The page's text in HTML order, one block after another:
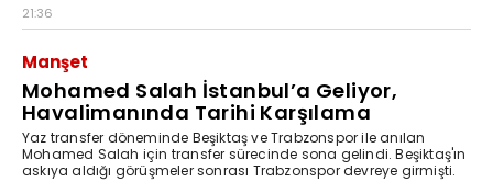
21:36
Manşet
Mohamed Salah İstanbul’a Geliyor,
Havalimanında Tarihi Karşılama
Yaz transfer döneminde Beşiktaş ve Trabzonspor ile anılan
Mohamed Salah için transfer sürecinde sona gelindi. Beşiktaş'ın
askıya aldığı görüşmeler sonrası Trabzonspor devreye girmişti.